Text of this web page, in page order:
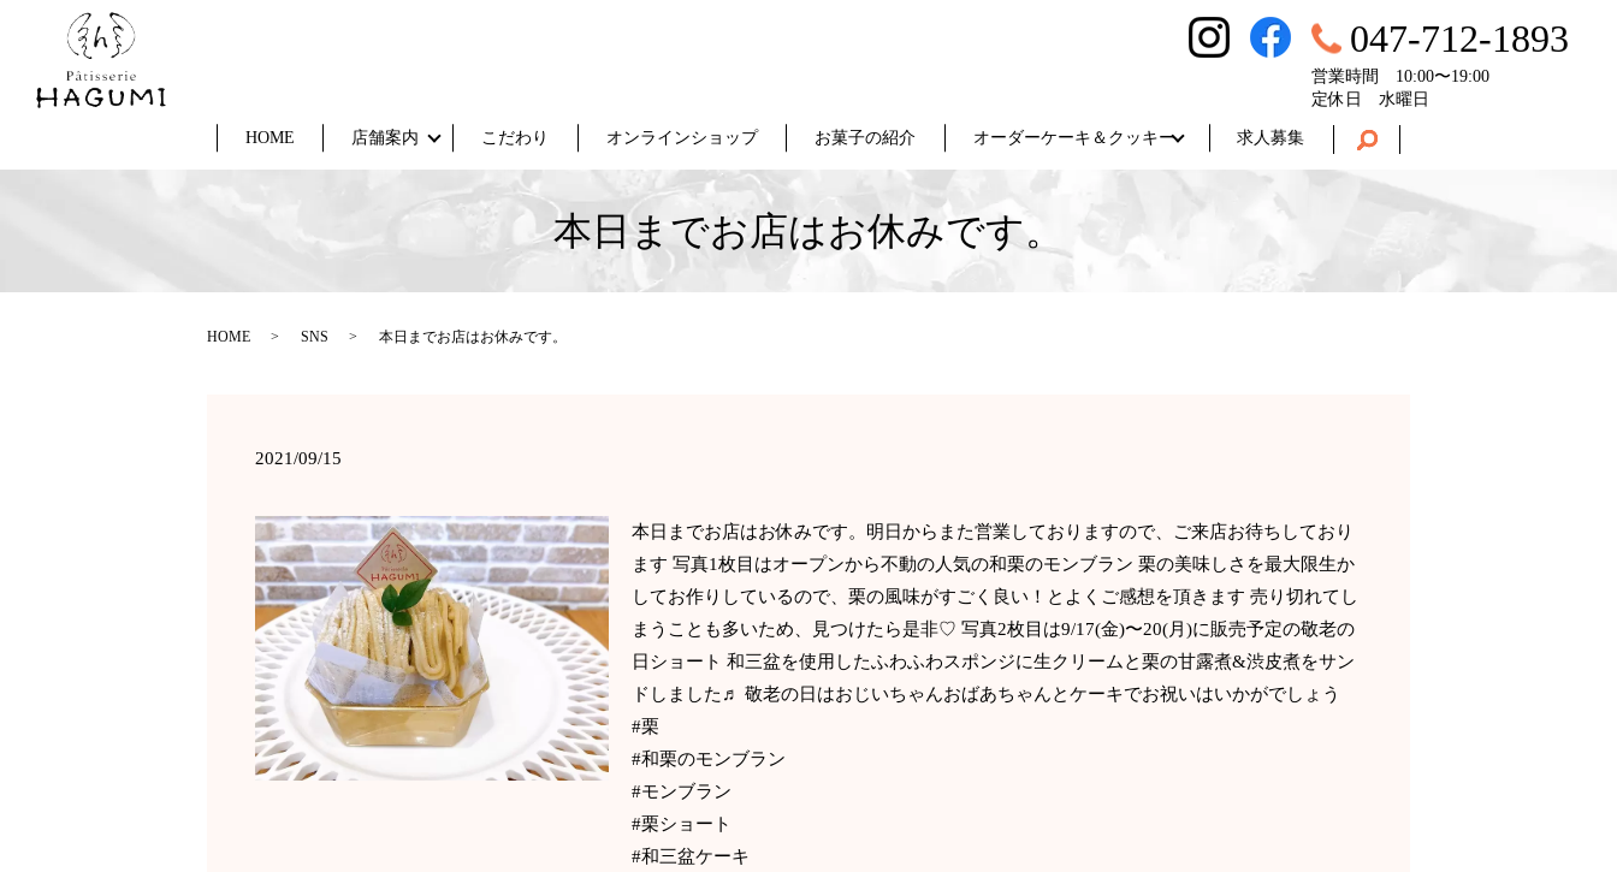
HOME 店舗案内 こだわり オンラインショップ お菓子の紹介 オーダーケーキ＆クッキー 求人募集
047-712-1893
営業時間 10:00〜19:00
定休日 水曜日
本日までお店はお休みです。
HOME SNS 本日までお店はお休みです。
2021/09/15
本日までお店はお休みです。明日からまた営業しておりますので、ご来店お待ちしており
ます 写真1枚目はオープンから不動の人気の和栗のモンブラン 栗の美味しさを最大限生か
してお作りしているので、栗の風味がすごく良い！とよくご感想を頂きます️ 売り切れてし
まうことも多いため、見つけたら是非♡ 写真2枚目は9/17(金)〜20(月)に販売予定の敬老の
日ショート 和三盆を使用したふわふわスポンジに生クリームと栗の甘露煮&渋皮煮をサン
ドしました♬ 敬老の日はおじいちゃんおばあちゃんとケーキでお祝いはいかがでしょう
#栗
#和栗のモンブラン
#モンブラン
#栗ショート
#和三盆ケーキ